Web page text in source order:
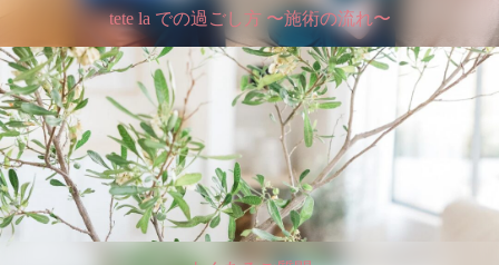
tete la での過ごし方 〜施術の流れ〜